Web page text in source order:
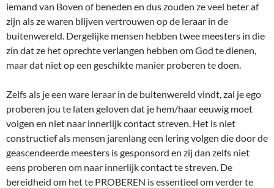
iemand van Boven of beneden en dus zouden ze veel beter af
zijn als ze waren blijven vertrouwen op de leraar in de
buitenwereld. Dergelijke mensen hebben twee meesters in die
zin dat ze het oprechte verlangen hebben om God te dienen,
maar dat niet op een geschikte manier proberen te doen.
Zelfs als je een ware leraar in de buitenwereld vindt, zal je ego
proberen jou te laten geloven dat je hem/haar eeuwig moet
volgen en niet naar innerlijk contact streven. Het is niet
constructief als mensen jarenlang een lering volgen die door de
geascendeerde meesters is gesponsord en zij dan zelfs niet
eens proberen om naar innerlijk contact te streven. De
bereidheid om het te PROBEREN is essentieel om verder te